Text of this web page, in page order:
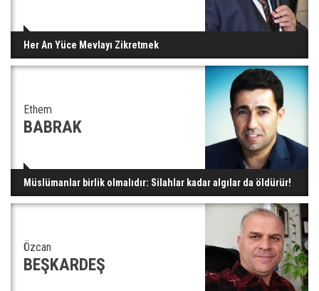
Her An Yüce Mevlayı Zikretmek
Ethem
BABRAK
Müslümanlar birlik olmalıdır: Silahlar kadar algılar da öldürür!
Özcan
BEŞKARDEŞ